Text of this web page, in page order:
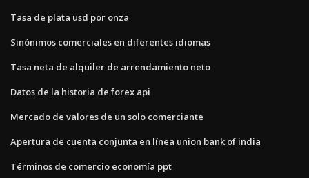
Tasa de plata usd por onza
Sinónimos comerciales en diferentes idiomas
Tasa neta de alquiler de arrendamiento neto
Datos de la historia de forex api
Mercado de valores de un solo comerciante
Apertura de cuenta conjunta en línea union bank of india
Términos de comercio economía ppt